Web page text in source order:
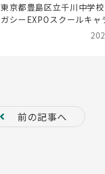
東京都豊島区立千川中学
ガシーEXPOスクールキャ
(出前授業)を実施しました
前の記事へ